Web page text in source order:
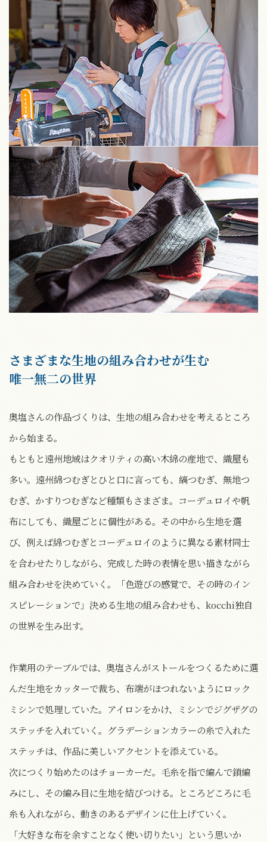
さまざまな生地の組み合わせが生む
唯一無二の世界
奥塩さんの作品づくりは、生地の組み合わせを考えるところ
から始まる。
もともと遠州地域はクオリティの高い木綿の産地で、織屋も
多い。遠州綿つむぎとひと口に言っても、縞つむぎ、無地つ
むぎ、かすりつむぎなど種類もさまざま。コーデュロイや帆
布にしても、織屋ごとに個性がある。その中から生地を選
び、例えば綿つむぎとコーデュロイのように異なる素材同士
を合わせたりしながら、完成した時の表情を思い描きながら
組み合わせを決めていく。「色遊びの感覚で、その時のイン
スピレーションで」決める生地の組み合わせも、kocchi独自
の世界を生み出す。
作業用のテーブルでは、奥塩さんがストールをつくるために選
んだ生地をカッターで裁ち、布端がほつれないようにロック
ミシンで処理していた。アイロンをかけ、ミシンでジグザグの
ステッチを入れていく。グラデーションカラーの糸で入れた
ステッチは、作品に美しいアクセントを添えている。
次につくり始めたのはチョーカーだ。毛糸を指で編んで鎖編
みにし、その編み目に生地を結びつける。ところどころに毛
糸も入れながら、動きのあるデザインに仕上げていく。
「大好きな布を余すことなく使い切りたい」という思いか